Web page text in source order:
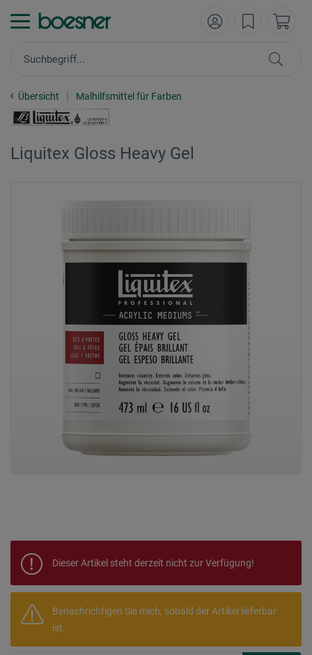
Übersicht Malhilfsmittel für Farben
Liquitex Gloss Heavy Gel
Dieser Artikel steht derzeit nicht zur Verfügung!
Benachrichtigen Sie mich, sobald der Artikel lieferbar
ist.